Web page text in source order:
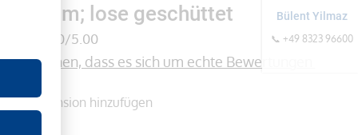
x 2 mm; lose geschüttet
0/5.00
dass es sich um echte Bewertungen
Rezension hinzufügen
Bülent Yilmaz
📞 +49 8323 96600